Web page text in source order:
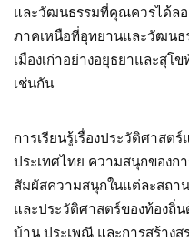
และวัฒนธรรมที่คุณควรได้ลอ
ภาคเหนือที่อุทยานและวัฒนธ
เมืองเก่าอย่างอยุธยาและสุ
เช่นกัน
การเรียนรู้เรื่องประวัติศาสต
ประเทศไทย ความสนุกของก
สัมผัสความสนุกในแต่ละสถา
และประวัติศาสตร์ของท้องถิ่
บ้าน ประเพณี และการสร้าง